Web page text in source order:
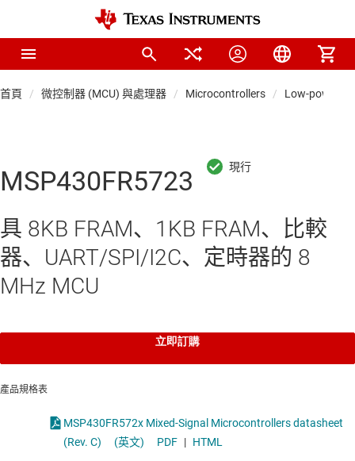
首頁 微控制器 (MCU) 與處理器 Microcontrollers Low-power
MSP430FR5723
具 8KB FRAM、1KB FRAM、比較
器、UART/SPI/I2C、定時器的 8
MHz MCU
立即訂購
產品規格表
MSP430FR572x Mixed-Signal Microcontrollers datasheet
(Rev. C)
(英文) PDF | HTML